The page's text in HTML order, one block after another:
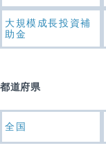
大規模成長投資補
助金
都道府県
全国